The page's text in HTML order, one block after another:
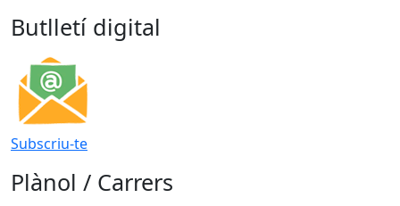
Butlletí digital
Subscriu-te
Plànol / Carrers